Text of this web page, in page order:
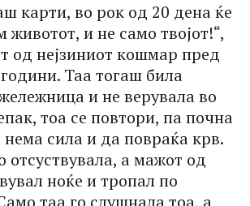
карти, во рок од 20 дена ќе
животот, и не само твојот!“,
од нејзиниот кошмар пред
Таа тогаш била
и не верувала во
тоа се повтори, па почна
нема сила и да повраќа крв.
отсуствувала, а мажот од
ноќе и тропал по